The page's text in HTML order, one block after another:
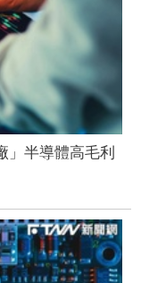
」半導體高毛利